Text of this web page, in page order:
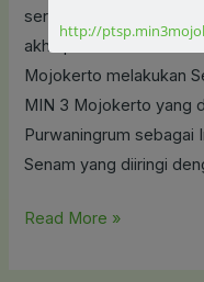
serta meningkatkan
akhir pekan seluruh
Mojokerto melakukan
MIN 3 Mojokerto yang
Purwaningrum sebagai
Senam yang diiringi
Mental
Read More »
http://